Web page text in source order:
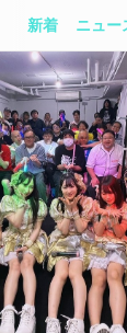
新着 ニュー